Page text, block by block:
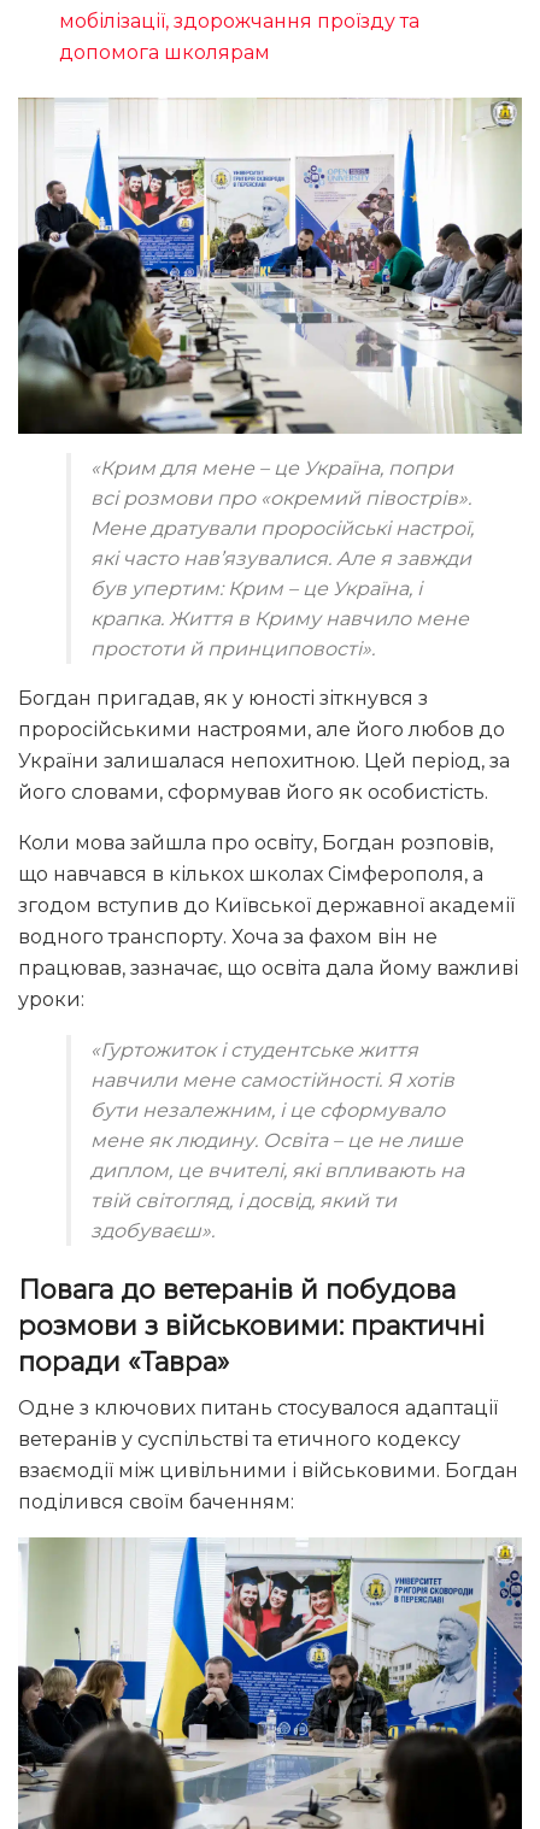
мобілізації, здорожчання проїзду та
допомога школярам
«Крим для мене – це Україна, попри
всі розмови про «окремий півострів».
Мене дратували проросійські настрої,
які часто нав’язувалися. Але я завжди
був упертим: Крим – це Україна, і
крапка. Життя в Криму навчило мене
простоти й принциповості».
Богдан пригадав, як у юності зіткнувся з
проросійськими настроями, але його любов до
України залишалася непохитною. Цей період, за
його словами, сформував його як особистість.
Коли мова зайшла про освіту, Богдан розповів,
що навчався в кількох школах Сімферополя, а
згодом вступив до Київської державної академії
водного транспорту. Хоча за фахом він не
працював, зазначає, що освіта дала йому важливі
уроки:
«Гуртожиток і студентське життя
навчили мене самостійності. Я хотів
бути незалежним, і це сформувало
мене як людину. Освіта – це не лише
диплом, це вчителі, які впливають на
твій світогляд, і досвід, який ти
здобуваєш».
Повага до ветеранів й побудова
розмови з військовими: практичні
поради «Тавра»
Одне з ключових питань стосувалося адаптації
ветеранів у суспільстві та етичного кодексу
взаємодії між цивільними і військовими. Богдан
поділився своїм баченням: